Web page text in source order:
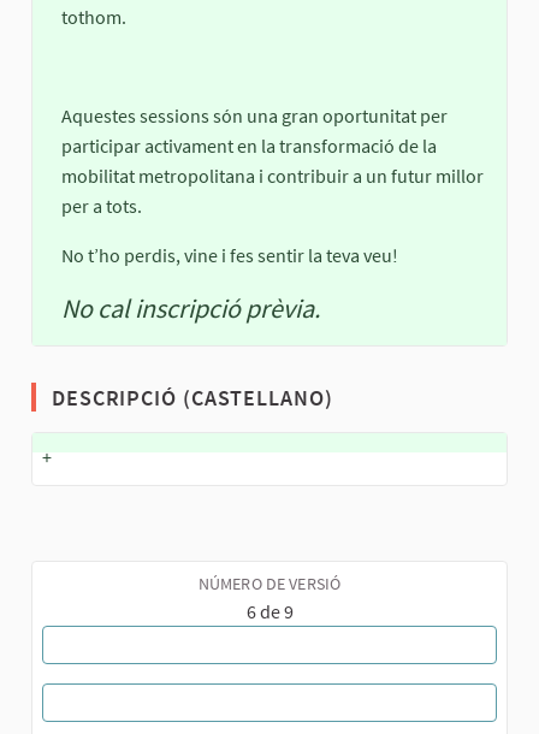
tothom.
Aquestes sessions són una gran oportunitat per
participar activament en la transformació de la
mobilitat metropolitana i contribuir a un futur millor
per a tots.
No t’ho perdis, vine i fes sentir la teva veu!
No cal inscripció prèvia.
DESCRIPCIÓ (CASTELLANO)
+
NÚMERO DE VERSIÓ
6 de 9